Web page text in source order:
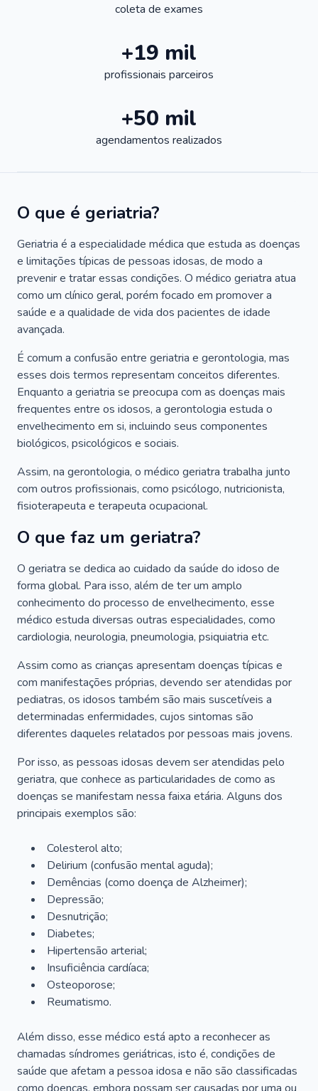
coleta de exames
+19 mil
profissionais parceiros
+50 mil
agendamentos realizados
O que é geriatria?
Geriatria é a especialidade médica que estuda as doenças
e limitações típicas de pessoas idosas, de modo a
prevenir e tratar essas condições. O médico geriatra atua
como um clínico geral, porém focado em promover a
saúde e a qualidade de vida dos pacientes de idade
avançada.
É comum a confusão entre geriatria e gerontologia, mas
esses dois termos representam conceitos diferentes.
Enquanto a geriatria se preocupa com as doenças mais
frequentes entre os idosos, a gerontologia estuda o
envelhecimento em si, incluindo seus componentes
biológicos, psicológicos e sociais.
Assim, na gerontologia, o médico geriatra trabalha junto
com outros profissionais, como psicólogo, nutricionista,
fisioterapeuta e terapeuta ocupacional.
O que faz um geriatra?
O geriatra se dedica ao cuidado da saúde do idoso de
forma global. Para isso, além de ter um amplo
conhecimento do processo de envelhecimento, esse
médico estuda diversas outras especialidades, como
cardiologia, neurologia, pneumologia, psiquiatria etc.
Assim como as crianças apresentam doenças típicas e
com manifestações próprias, devendo ser atendidas por
pediatras, os idosos também são mais suscetíveis a
determinadas enfermidades, cujos sintomas são
diferentes daqueles relatados por pessoas mais jovens.
Por isso, as pessoas idosas devem ser atendidas pelo
geriatra, que conhece as particularidades de como as
doenças se manifestam nessa faixa etária. Alguns dos
principais exemplos são:
Colesterol alto;
Delirium (confusão mental aguda);
Demências (como doença de Alzheimer);
Depressão;
Desnutrição;
Diabetes;
Hipertensão arterial;
Insuficiência cardíaca;
Osteoporose;
Reumatismo.
Além disso, esse médico está apto a reconhecer as
chamadas síndromes geriátricas, isto é, condições de
saúde que afetam a pessoa idosa e não são classificadas